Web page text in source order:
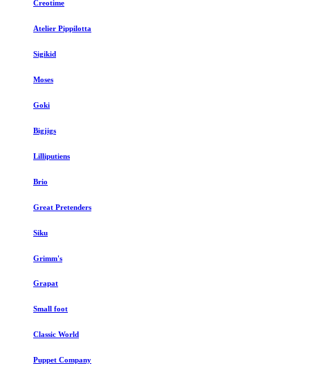
Creotime
Atelier Pippilotta
Sigikid
Moses
Goki
Bigjigs
Lilliputiens
Brio
Great Pretenders
Siku
Grimm's
Grapat
Small foot
Classic World
Puppet Company